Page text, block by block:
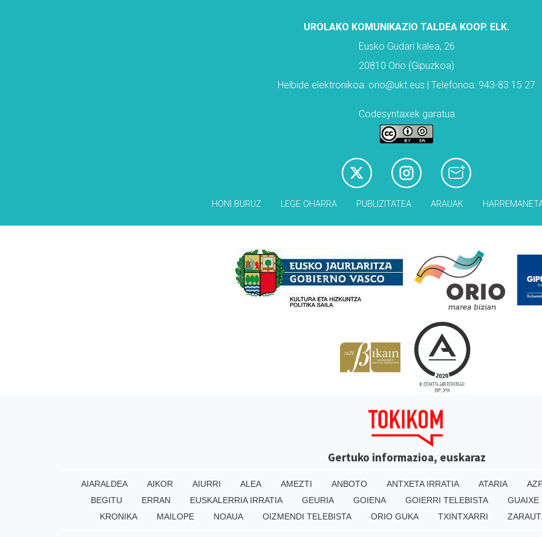
UROLAKO KOMUNIKAZIO TALDEA KOOP. ELK.
Eusko Gudari kalea, 26
20810 Orio (Gipuzkoa)
Helbide elektronikoa: orio@ukt.eus | Telefonoa: 943-83 15 27
Codesyntaxek garatua
HONI BURUZ LEGE OHARRA PUBLIZITATEA ARAUAK
Gertuko informazioa, euskaraz
AIARALDEA AIKOR AIURRI ALEA AMEZTI ANBOTO ANTXETA IRRATIA ATARIA
BEGITU
ERRAN EUSKALERRIA IRRATIA GEURIA GOIENA GOIERRI TELEBISTA GUAIXE
KRONIKA
MAILOPE NOAUA OIZMENDI TELEBISTA ORIO GUKA TXINTXARRI